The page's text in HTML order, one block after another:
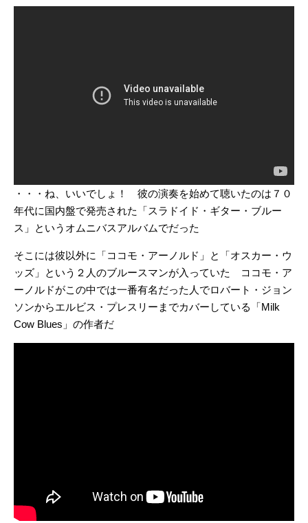
・・・ね、いいでしょ！ 彼の演奏を始めて聴いたのは７０
年代に国内盤で発売された「スラドイド・ギター・ブルー
ス」というオムニバスアルバムでだった
そこには彼以外に「ココモ・アーノルド」と「オスカー・ウ
ッズ」という２人のブルースマンが入っていた ココモ・ア
ーノルドがこの中では一番有名だった人でロバート・ジョン
ソンからエルビス・プレスリーまでカバーしている「Milk
Cow Blues」の作者だ